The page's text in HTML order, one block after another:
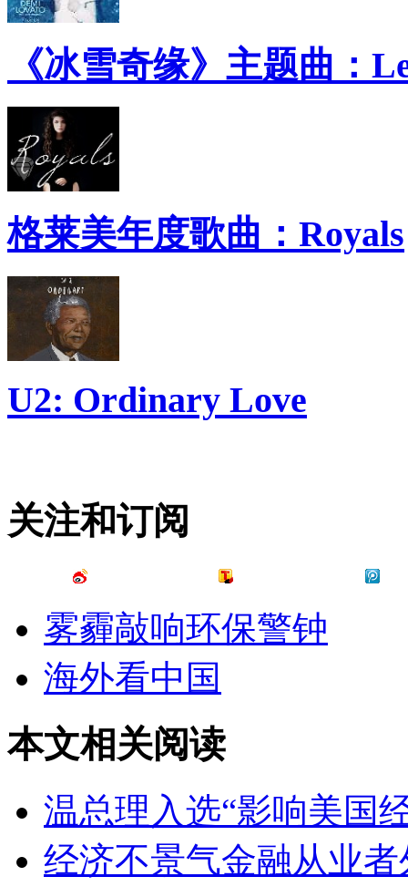
《冰雪奇缘》主题曲：
格莱美年度歌曲：Royals
U2: Ordinary Love
关注和订阅
雾霾敲响环保警钟
海外看中国
本文相关阅读
温总理入选“影响美国
经济不景气金融从业